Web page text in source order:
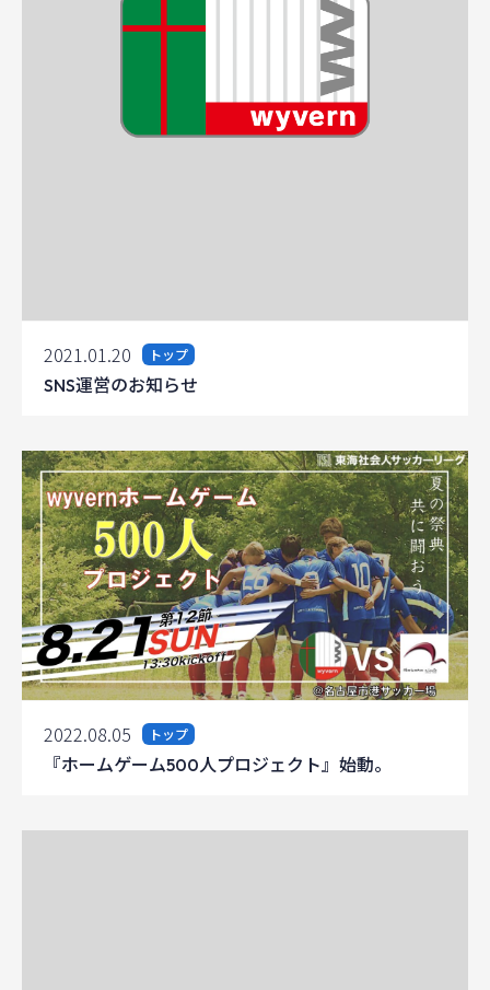
2021.01.20 トップ
SNS運営のお知らせ
2022.08.05 トップ
『ホームゲーム500人プロジェクト』始動。